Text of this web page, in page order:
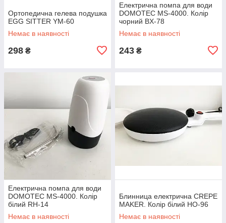
Ортопедична гелева подушка
EGG SITTER YM-60
Немає в наявності
298 ₴
Електрична помпа для води
DOMOTEC MS-4000. Колір
чорний BX-78
Немає в наявності
243 ₴
Електрична помпа для води
DOMOTEC MS-4000. Колір
білий RH-14
Немає в наявності
Блинница електрична CREPE
MAKER. Колір білий HO-96
Немає в наявності